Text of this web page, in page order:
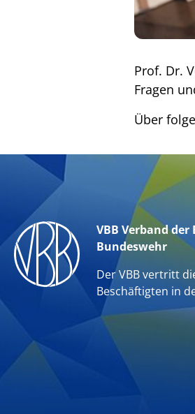
Prof. Dr.
Fragen
Über
VBB Verband
Bundeswehr
Der VBB vertritt
Beschäftigten in